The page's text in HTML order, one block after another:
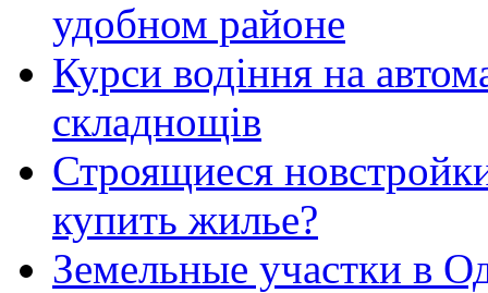
удобном районе
Курси водіння на
складнощів
Строящиеся
купить жилье?
Земельные участки в